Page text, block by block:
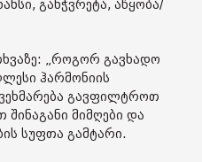
განჭვრეტა, აწყობა/
„როგორ გავხადო
ჰარმონიის
გავფილტროთ
მიმღები და
სუფთა გამტარი.